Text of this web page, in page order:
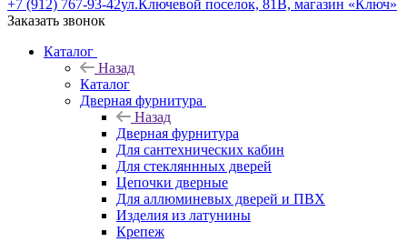
+7 (912) 767-93-42ул.Ключевой поселок, 81В, магазин «Ключ»
Заказать звонок
Каталог
Назад
Каталог
Дверная фурнитура
Назад
Дверная фурнитура
Для сантехнических кабин
Для стекляннных дверей
Цепочки дверные
Для аллюминевых дверей и ПВХ
Изделия из латунины
Крепеж